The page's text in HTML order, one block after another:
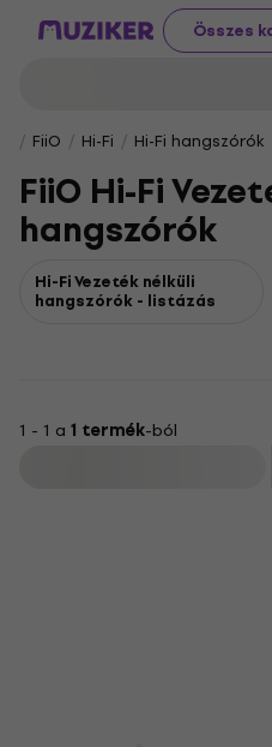
Összes
FiiO Hi-Fi Hi-Fi hangszórók
FiiO Hi-Fi
hangszórók
Hi-Fi Vezeték nélküli
hangszórók - listázás
1 - 1 a 1 termék-ból